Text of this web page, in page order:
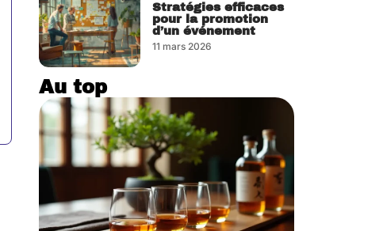
Stratégies efficaces
pour la promotion
d’un événement
11 mars 2026
Au top